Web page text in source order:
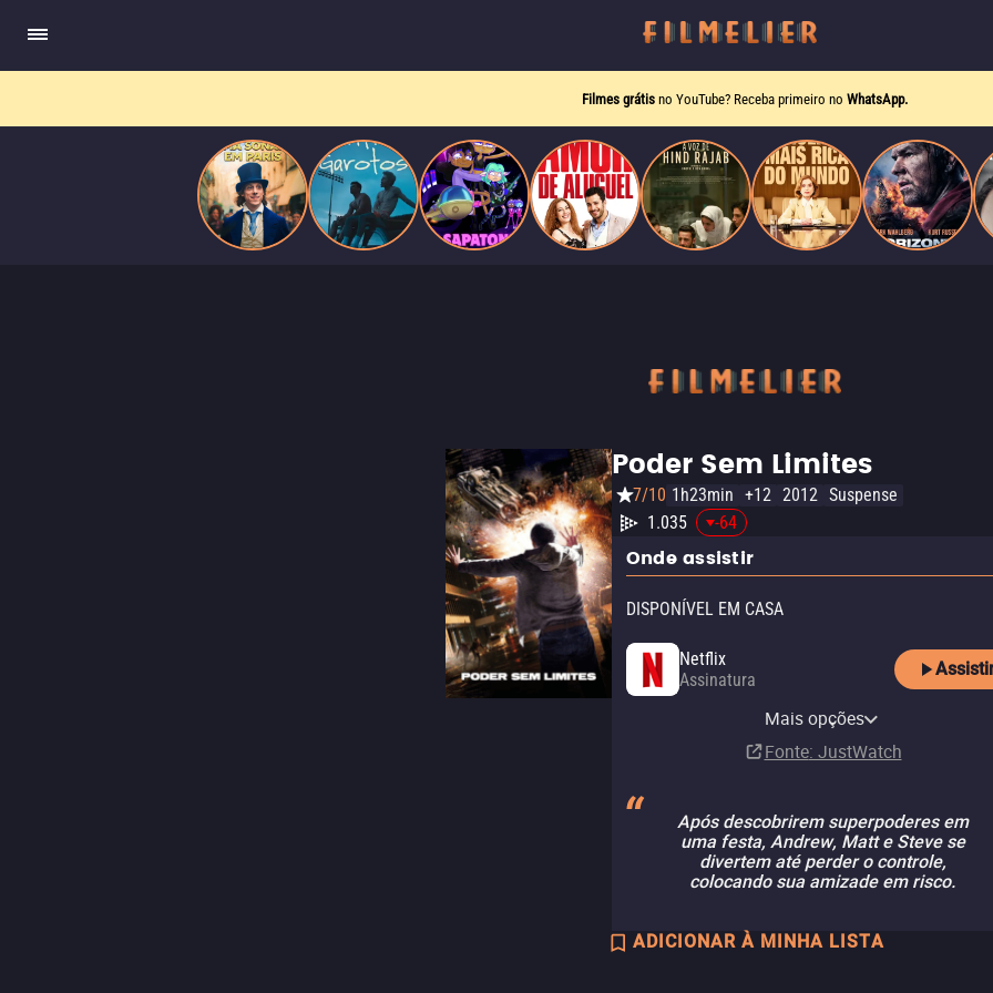
Filmes grátis no YouTube? Receba primeiro no WhatsApp.
Poder Sem Limites
7/10 1h23min +12 2012 Suspense
1.035
-64
Onde assistir
DISPONÍVEL EM CASA
Netflix
Assinatura
AssinaturaMais opções
Fonte: JustWatch
Após descobrirem superpoderes em
uma festa, Andrew, Matt e Steve se
divertem até perder o controle,
colocando sua amizade em risco.
ADICIONAR À MINHA LISTA
Paris
meio a círculos aristocráticos e reais.